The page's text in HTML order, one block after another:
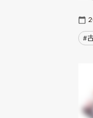
#